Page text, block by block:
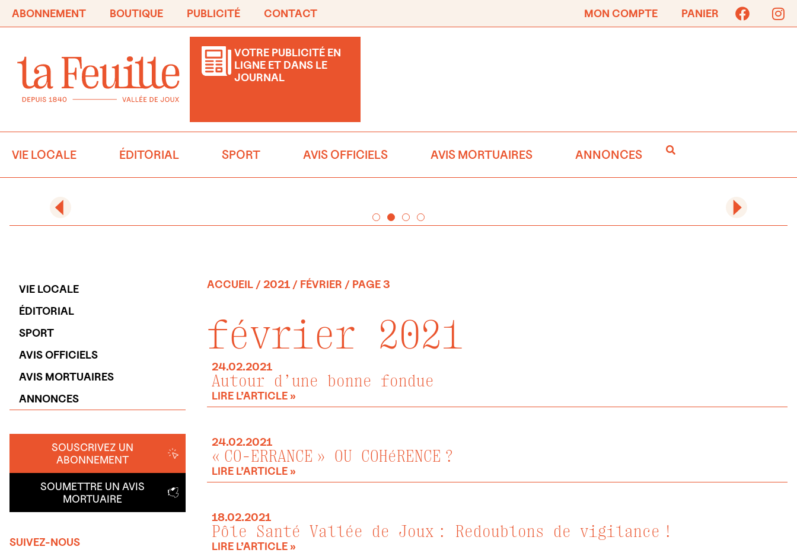
ABONNEMENT BOUTIQUE PUBLICITÉ CONTACT MON COMPTE PANIER
VOTRE PUBLICITÉ EN
LIGNE ET DANS LE
JOURNAL
VIE LOCALE ÉDITORIAL SPORT AVIS OFFICIELS AVIS MORTUAIRES ANNONCES
VIE LOCALE
ÉDITORIAL
SPORT
AVIS OFFICIELS
AVIS MORTUAIRES
ANNONCES
SOUSCRIVEZ UN
ABONNEMENT
SOUMETTRE UN AVIS
MORTUAIRE
SUIVEZ-NOUS
ACCUEIL / 2021 / FÉVRIER / PAGE 3
février 2021
24.02.2021
Autour d’une bonne fondue
LIRE L’ARTICLE »
24.02.2021
« CO-ERRANCE » OU COHéRENCE ?
LIRE L’ARTICLE »
18.02.2021
Pôle Santé Vallée de Joux : Redoublons de vigilance !
LIRE L’ARTICLE »